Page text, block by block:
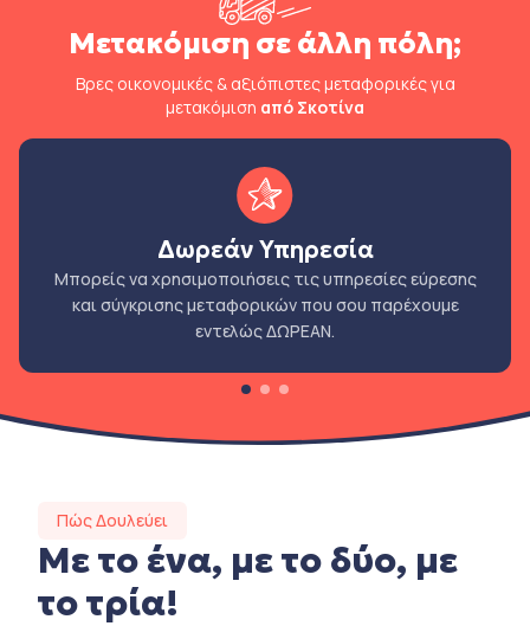
Μετακόμιση σε άλλη πόλη;
Βρες οικονομικές & αξιόπιστες μεταφορικές για
μετακόμιση από Σκοτίνα
Δωρεάν Υπηρεσία
Μπορείς να χρησιμοποιήσεις τις υπηρεσίες εύρεσης
και σύγκρισης μεταφορικών που σου παρέχουμε
εντελώς ΔΩΡΕΑΝ.
Πώς Δουλεύει
Με το ένα, με το δύο, με
το τρία!